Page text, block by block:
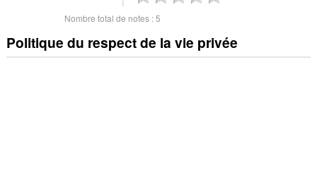
Nombre total de notes :5
Politique du respect de la vie privée